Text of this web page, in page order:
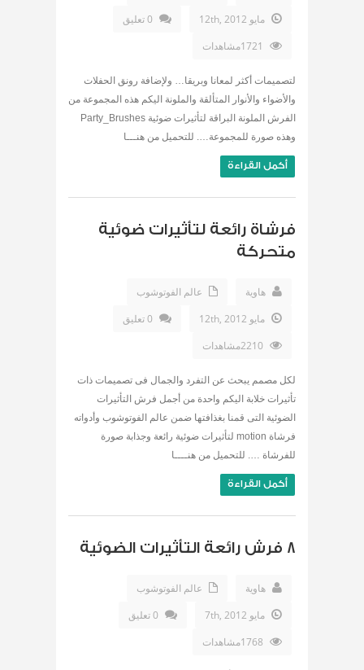
مايو 12th, 2012
0 تعليق
لتصميمات أكثر لمعانا وبريقا… ولإضافة رونق الحفلات
والأضواء والأنوار المتألقة والملونة اليكم هذه المجموعة من
الفرش الملونة البراقة لتأثيرات ضوئية Party_Brushes
وهذه صورة للمجموعة…. للتحميل من هنـــا
أكمل القراءة
فرشاة رائعة لتأثيرات ضوئية
متحركة
هاوية
عالم الفوتوشوب
مايو 12th, 2012
0 تعليق
لكل مصمم يبحث عن التفرد والجمال فى تصميمات ذات
تأثيرات خلابة اليكم واحدة من أجمل فرش التأثيرات
الضوئية التى قمنا بغذافتها ضمن عالم الفوتوشوب وأدواته
فرشاة motion لتأثيرات ضوئية رائعة وجذابة صورة
للفرشاة …. للتحميل من هنــــا
أكمل القراءة
8 فرش رائعة التأثيرات الضوئية
هاوية
عالم الفوتوشوب
مايو 7th, 2012
0 تعليق